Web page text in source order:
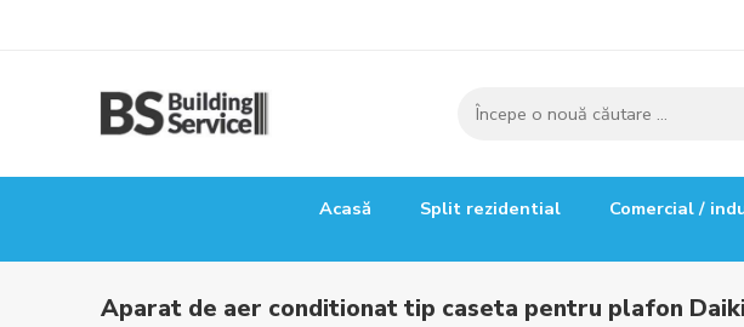
Acasă Split rezidential Comercial /
Aparat de aer conditionat tip caseta pentru plafon